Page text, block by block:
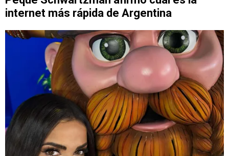
internet más rápida de Argentina